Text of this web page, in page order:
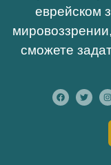
еврейском
сможете